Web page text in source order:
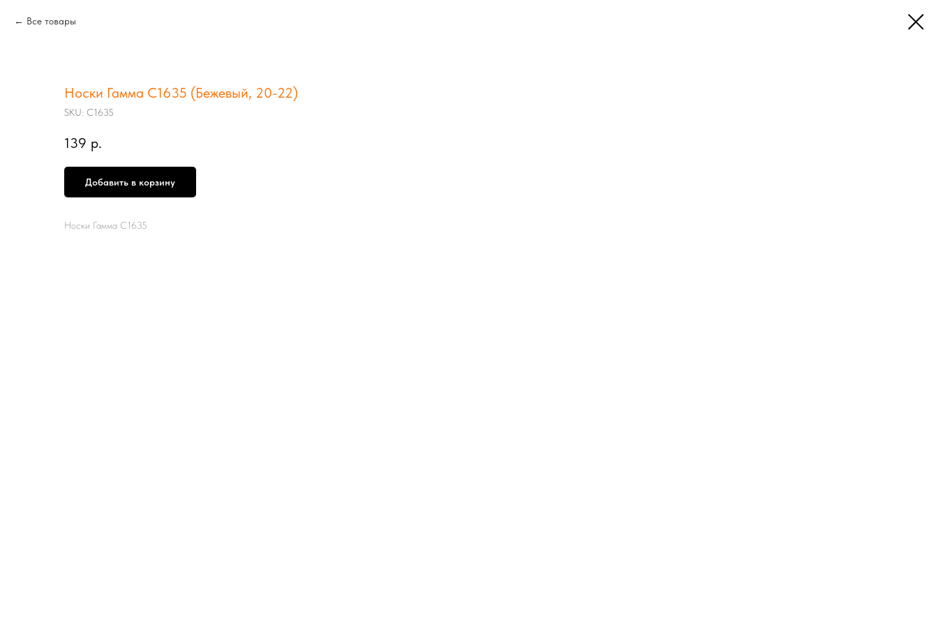
Все товары
Носки Гамма С1635 (Бежевый, 20-22)
SKU: С1635
139 р.
Добавить в корзину
Носки Гамма С1635